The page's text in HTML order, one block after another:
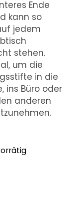
Ende
kann so
jedem
stehen.
um die
in die
ins Büro oder
anderen